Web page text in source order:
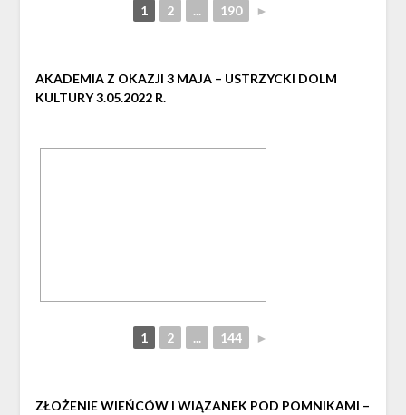
1 2 ... 190 ►
AKADEMIA Z OKAZJI 3 MAJA – USTRZYCKI DOLM
KULTURY 3.05.2022 R.
1 2 ... 144 ►
ZŁOŻENIE WIEŃCÓW I WIĄZANEK POD POMNIKAMI –